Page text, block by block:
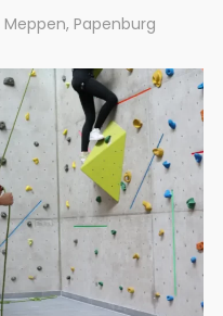
Meppen, Papenburg